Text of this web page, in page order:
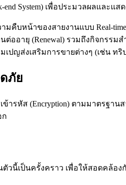
System) เพื่อประมวลผลและแ
มคืบหน้าของสายงานแบบ Real-time
ต่ออายุ (Renewal) รวมถึงกิจกรรม
ปญส่งเสริมการขายต่างๆ (เช่น ทริ
ภัย
ารหัส (Encryption) ตามมาตรฐ
ก
วนี้เป็นครั้งคราว เพื่อให้สอดคล้